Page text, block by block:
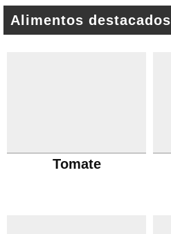
Alimentos destacados
Tomate